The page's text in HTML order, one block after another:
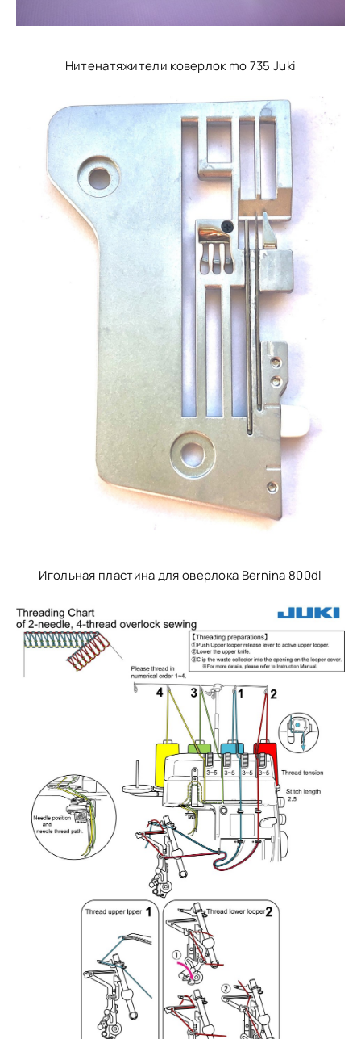
Нитенатяжители коверлок mo 735 Juki
Игольная пластина для оверлока Bernina 800dl